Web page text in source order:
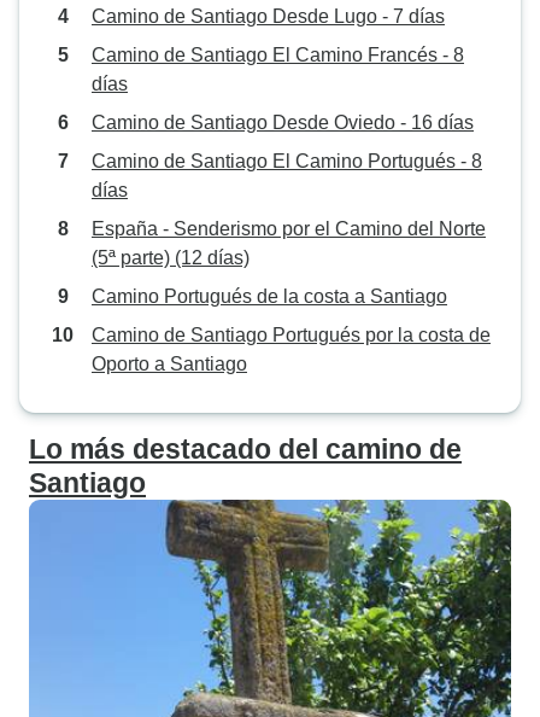
Camino de Santiago Desde Lugo - 7 días
Camino de Santiago El Camino Francés - 8
días
Camino de Santiago Desde Oviedo - 16 días
Camino de Santiago El Camino Portugués - 8
días
España - Senderismo por el Camino del Norte
(5ª parte) (12 días)
Camino Portugués de la costa a Santiago
Camino de Santiago Portugués por la costa de
Oporto a Santiago
Lo más destacado del camino de
Santiago